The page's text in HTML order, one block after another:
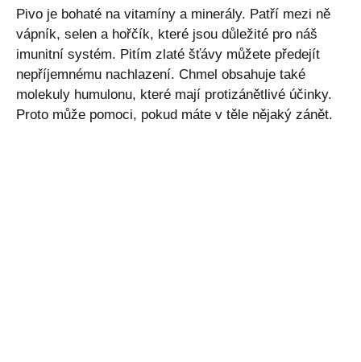
Pivo je bohaté na vitamíny a minerály. Patří mezi ně
vápník, selen a hořčík, které jsou důležité pro náš
imunitní systém. Pitím zlaté šťávy můžete předejít
nepříjemnému nachlazení. Chmel obsahuje také
molekuly humulonu, které mají protizánětlivé účinky.
Proto může pomoci, pokud máte v těle nějaký zánět.